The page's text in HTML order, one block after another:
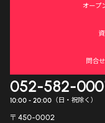
オープ
問合
052-582-
10:00 - 20:00 （日・祝除く）
〒450-0002